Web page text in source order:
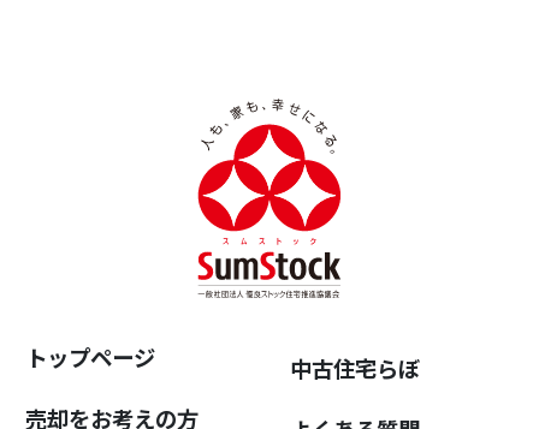
トップページ
売却をお考えの方
中古住宅らぼ